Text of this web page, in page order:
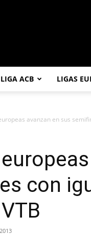
LIGA ACB LIGAS
avanzan en sus
con